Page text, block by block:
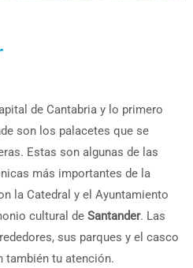
de Cantabria y lo primero
son los palacetes que se
Estas son algunas de las
más importantes de la
la Catedral y el Ayuntamiento
cultural de Santander. Las
sus parques y el casco
también tu atención.